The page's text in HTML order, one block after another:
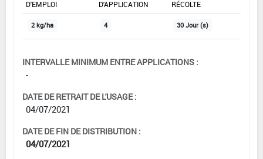
D'EMPLOI D'APPLICATION RÉCOLTE
2 kg/ha 4 30 Jour (s)
INTERVALLE MINIMUM ENTRE APPLICATIONS :
-
DATE DE RETRAIT DE L'USAGE :
04/07/2021
DATE DE FIN DE DISTRIBUTION :
04/07/2021